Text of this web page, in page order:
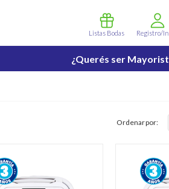
Listas Bodas Registro/
¿Querés ser
Ordenar por: